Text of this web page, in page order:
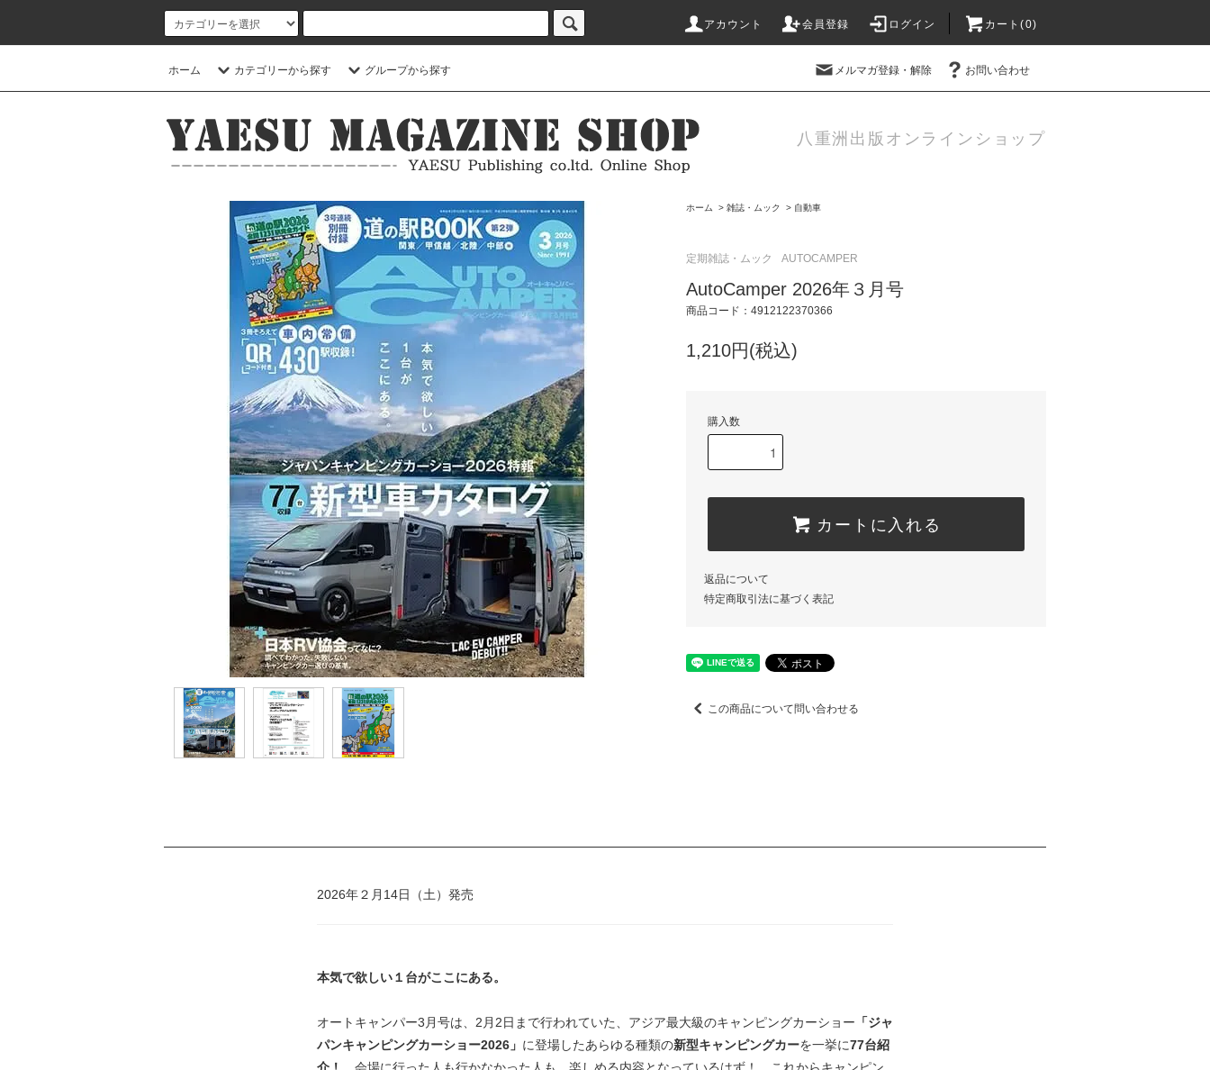
アカウント 会員登録 ログイン カート(0)
ホーム カテゴリーから探す グループから探す メルマガ登録・解除 お問い合わせ
八重洲出版オンラインショップ
ホーム > 雑誌・ムック > 自動車
定期雑誌・ムック AUTOCAMPER
AutoCamper 2026年３月号
商品コード：4912122370366
1,210円(税込)
購入数
カートに入れる
返品について
特定商取引法に基づく表記
この商品について問い合わせる
2026年２月14日（土）発売
本気で欲しい１台がここにある。
オートキャンパー3月号は、2月2日まで行われていた、アジア最大級のキャンピングカーショー 「ジャ
パンキャンピングカーショー2026」 に登場したあらゆる種類の新型キャンピングカーを一挙に77台紹